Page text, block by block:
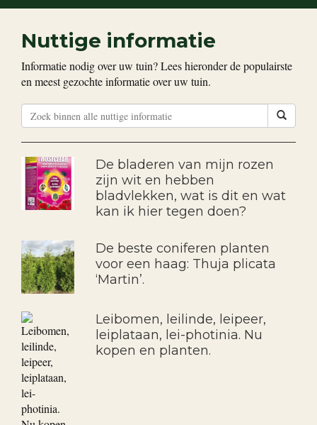
Nuttige informatie
Informatie nodig over uw tuin? Lees hieronder de populairste
en meest gezochte informatie over uw tuin.
De bladeren van mijn rozen
zijn wit en hebben
bladvlekken, wat is dit en wat
kan ik hier tegen doen?
De beste coniferen planten
voor een haag: Thuja plicata
‘Martin’.
Leibomen, leilinde, leipeer,
leiplataan, lei-photinia. Nu
kopen en planten.